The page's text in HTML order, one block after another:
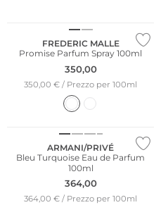
FREDERIC MALLE
Promise Parfum Spray 100ml
350,00
350,00 € / Prezzo per 100ml
ARMANI/PRIVÉ
Bleu Turquoise Eau de Parfum
100ml
364,00
364,00 € / Prezzo per 100ml